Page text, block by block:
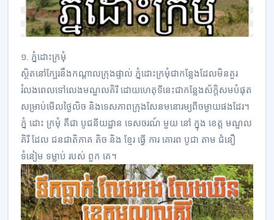
១. ភ្នំដោះក្រមុំ
ស្ថិតនៅក្បែរនឹងកណ្តាលក្រុងផ្ទាល់ ភ្នំដោះក្រមុំជាកន្លែងដែលមិនគួរ
រំលងពេលទៅលេងមណ្ឌលគិរី ដោយហេតុទីនេះជាកន្លែងស័ក្តិសមបំផុត
សម្រាប់មើលថ្ងៃលិច និងទេសភាពក្រុងសែនមនោរម្យពីចម្ងាយផងដែរ។
ភ្នំ ដោះ ក្រមុំ គឺជា បូជនីយដ្ឋាន ទេសចរណ៍ មួយ នៅ ក្នុង ខេត្ត មណ្ឌល
គិរី ដែល ជនជាតិភាគ តិច និង ខ្មែរ ធ្វើ ការ គោរព បូជា តាម ជំនឿ
ទំនៀម ទម្លាប់ របស់ ពួក គេ។